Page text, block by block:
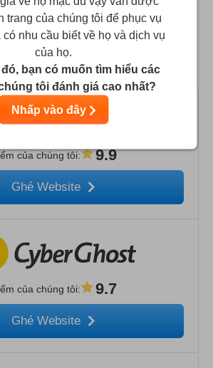
với các VPN thay thế
hàng đầu
của chúng tôi: 9.9
Ghé Website
của chúng tôi: 9.7
Ghé Website
trang của chúng tôi để phục vụ
nhu cầu biết về họ và dịch vụ
của họ.
bạn có muốn tìm hiểu các
tôi đánh giá cao nhất?
Nhấp vào đây